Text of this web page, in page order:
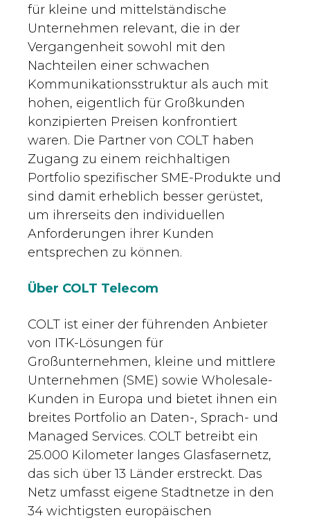
für kleine und mittelständische
Unternehmen relevant, die in der
Vergangenheit sowohl mit den
Nachteilen einer schwachen
Kommunikationsstruktur als auch mit
hohen, eigentlich für Großkunden
konzipierten Preisen konfrontiert
waren. Die Partner von COLT haben
Zugang zu einem reichhaltigen
Portfolio spezifischer SME-Produkte und
sind damit erheblich besser gerüstet,
um ihrerseits den individuellen
Anforderungen ihrer Kunden
entsprechen zu können.
Über COLT Telecom
COLT ist einer der führenden Anbieter
von ITK-Lösungen für
Großunternehmen, kleine und mittlere
Unternehmen (SME) sowie Wholesale-
Kunden in Europa und bietet ihnen ein
breites Portfolio an Daten-, Sprach- und
Managed Services. COLT betreibt ein
25.000 Kilometer langes Glasfasernetz,
das sich über 13 Länder erstreckt. Das
Netz umfasst eigene Stadtnetze in den
34 wichtigsten europäischen